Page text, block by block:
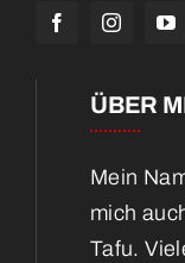
ÜBER
Mein
mich
Tafu.